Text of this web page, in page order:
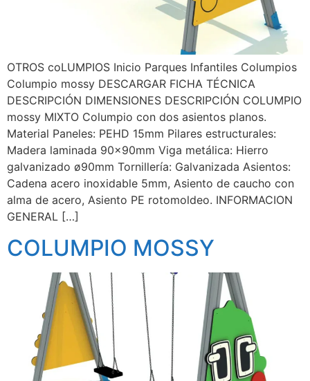
OTROS coLUMPIOS Inicio Parques Infantiles Columpios
Columpio mossy DESCARGAR FICHA TÉCNICA
DESCRIPCIÓN DIMENSIONES DESCRIPCIÓN COLUMPIO
mossy MIXTO Columpio con dos asientos planos.
Material Paneles: PEHD 15mm Pilares estructurales:
Madera laminada 90x90mm Viga metálica: Hierro
galvanizado ø90mm Tornillería: Galvanizada Asientos:
Cadena acero inoxidable 5mm, Asiento de caucho con
alma de acero, Asiento PE rotomoldeo. INFORMACION
GENERAL […]
COLUMPIO MOSSY